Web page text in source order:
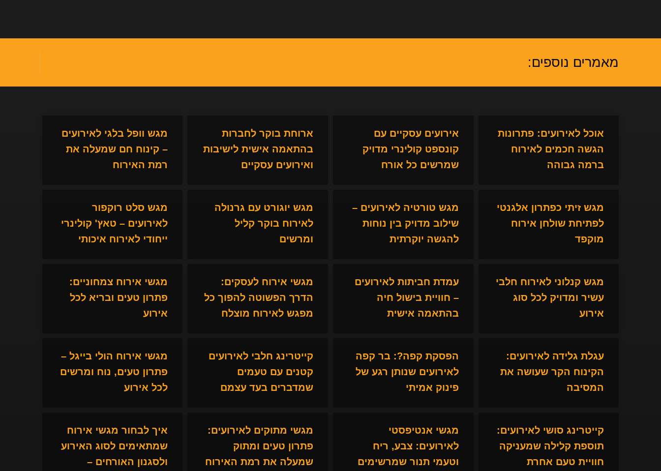
מאמרים נוספים:
אוכל לאירועים: פתרונות
הגשה חכמים לאירוח
ברמה גבוהה
אירועים עסקיים עם
קונספט קולינרי מדויק
שמרשים כל אורח
ארוחת בוקר לחברות
בהתאמה אישית לישיבות
ואירועים עסקיים
מגש וופל בלגי לאירועים
– קינוח חם שמעלה את
רמת האירוח
מגש זיתי כפתרון אלגנטי
לפתיחת שולחן אירוח
מוקפד
מגש טורטיה לאירועים –
שילוב מדויק בין נוחות
להגשה יוקרתית
מגש יוגורט עם גרנולה
לאירוח בוקר קליל
ומרשים
מגש סלט רוקפור
לאירועים – טאץ' קולינרי
ייחודי לאירוח איכותי
מגש קנלוני לאירוח חלבי
עשיר ומדויק לכל סוג
אירוע
עמדת חביתות לאירועים
– חוויית בישול חיה
בהתאמה אישית
מגשי אירוח לעסקים:
הדרך הפשוטה להפוך כל
מפגש לאירוח מוצלח
מגשי אירוח צמחוניים:
פתרון טעים ובריא לכל
אירוע
עגלת גלידה לאירועים:
הקינוח הקר שעושה את
המסיבה
הפסקת קפה?: בר קפה
לאירועים שנותן רגע של
פינוק אמיתי
קייטרינג חלבי לאירועים
קטנים עם טעמים
שמדברים בעד עצמם
מגשי אירוח הולי בייגל –
פתרון טעים, נוח ומרשים
לכל אירוע
קייטרינג סושי לאירועים:
תוספת קלילה שמעניקה
חוויית טעם אחרת
מגשי אנטיפסטי
לאירועים: צבע, ריח
וטעמי תנור שמרשימים
מגשי מתוקים לאירועים:
פתרון טעים ומתוק
שמעלה את רמת האירוח
איך לבחור מגשי אירוח
שמתאימים לסוג האירוע
ולסגנון האורחים –